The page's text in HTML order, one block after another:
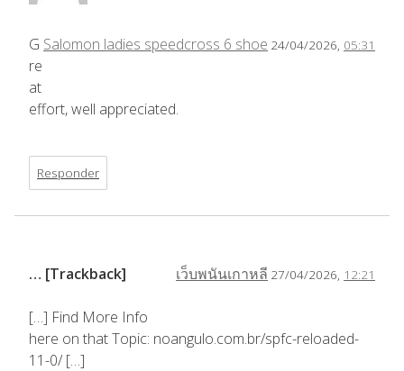
Salomon ladies speedcross 6 shoe 24/04/2026, 05:31
G
re
at
effort, well appreciated.
Responder
เว็บพนันเกาหลี 27/04/2026, 12:21
… [Trackback]
[…] Find More Info
here on that Topic: noangulo.com.br/spfc-reloaded-
11-0/ […]